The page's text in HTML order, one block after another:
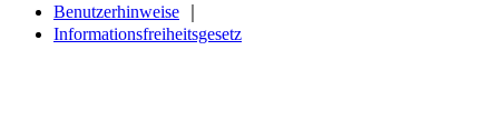
Benutzerhinweise
Informationsfreiheitsgesetz